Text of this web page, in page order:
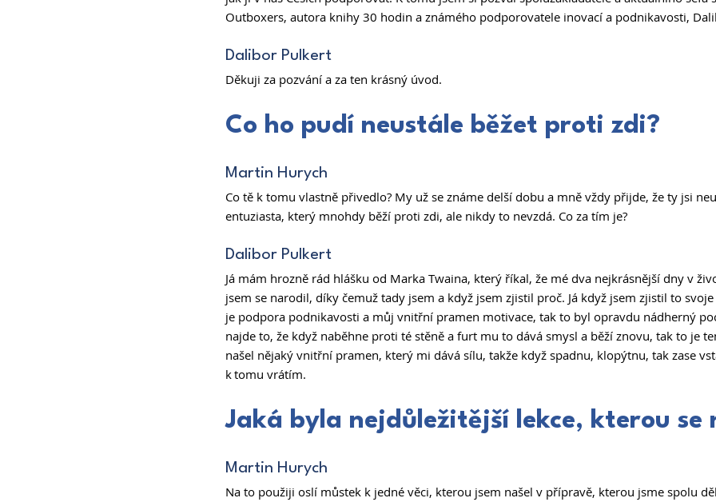
Outboxers, autora knihy 30 hodin a známého podporovatele inovací a podnikavosti,
Dalibor Pulkert
Děkuji za pozvání a za ten krásný úvod.
Co ho pudí neustále běžet proti zdi?
Martin Hurych
Co tě k tomu vlastně přivedlo? My už se známe delší dobu a mně vždy přijde, že ty jsi
entuziasta, který mnohdy běží proti zdi, ale nikdy to nevzdá. Co za tím je?
Dalibor Pulkert
Já mám hrozně rád hlášku od Marka Twaina, který říkal, že mé dva nejkrásnější dny v
jsem se narodil, díky čemuž tady jsem a když jsem zjistil proč. Já když jsem zjistil to
je podpora podnikavosti a můj vnitřní pramen motivace, tak to byl opravdu nádherný
najde to, že když naběhne proti té stěně a furt mu to dává smysl a běží znovu, tak to je
našel nějaký vnitřní pramen, který mi dává sílu, takže když spadnu, klopýtnu, tak zase
k tomu vrátím.
Jaká byla nejdůležitější lekce, kterou se
Martin Hurych
Na to použiji oslí můstek k jedné věci, kterou jsem našel v přípravě, kterou jsme spolu